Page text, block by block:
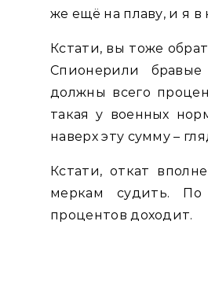
же ещё на плаву, и я в
Кстати, вы тоже
Спионерили
должны всего
такая у военных
наверх эту сумму –
Кстати, откат
меркам судить.
процентов доходит.